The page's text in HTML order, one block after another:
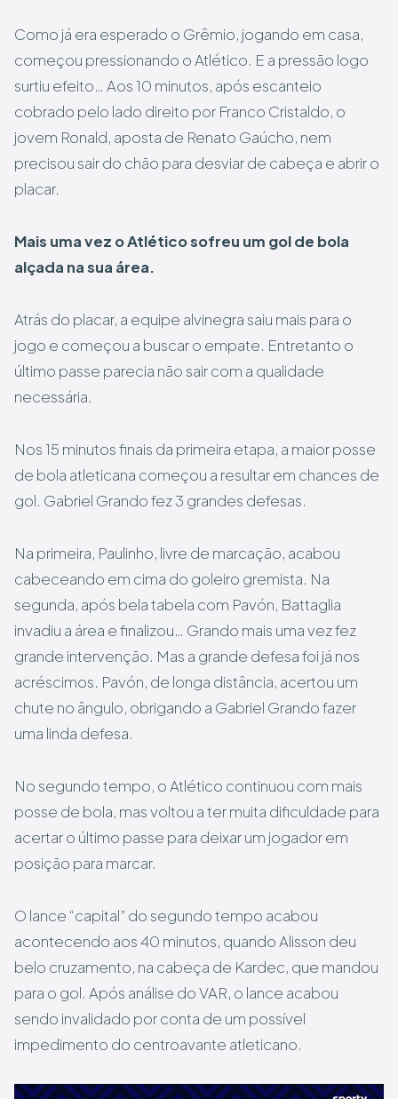
Como já era esperado o Grêmio, jogando em casa,
começou pressionando o Atlético. E a pressão logo
surtiu efeito… Aos 10 minutos, após escanteio
cobrado pelo lado direito por Franco Cristaldo, o
jovem Ronald, aposta de Renato Gaúcho, nem
precisou sair do chão para desviar de cabeça e abrir o
placar.
Mais uma vez o Atlético sofreu um gol de bola
alçada na sua área.
Atrás do placar, a equipe alvinegra saiu mais para o
jogo e começou a buscar o empate. Entretanto o
último passe parecia não sair com a qualidade
necessária.
Nos 15 minutos finais da primeira etapa, a maior posse
de bola atleticana começou a resultar em chances de
gol. Gabriel Grando fez 3 grandes defesas.
Na primeira, Paulinho, livre de marcação, acabou
cabeceando em cima do goleiro gremista. Na
segunda, após bela tabela com Pavón, Battaglia
invadiu a área e finalizou… Grando mais uma vez fez
grande intervenção. Mas a grande defesa foi já nos
acréscimos. Pavón, de longa distância, acertou um
chute no ângulo, obrigando a Gabriel Grando fazer
uma linda defesa.
No segundo tempo, o Atlético continuou com mais
posse de bola, mas voltou a ter muita dificuldade para
acertar o último passe para deixar um jogador em
posição para marcar.
O lance “capital” do segundo tempo acabou
acontecendo aos 40 minutos, quando Alisson deu
belo cruzamento, na cabeça de Kardec, que mandou
para o gol. Após análise do VAR, o lance acabou
sendo invalidado por conta de um possível
impedimento do centroavante atleticano.